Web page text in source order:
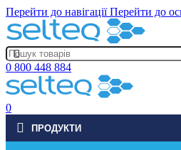
Перейти до навігаціїПерейти до
0 800 448 884
0
ПРОДУКТИ